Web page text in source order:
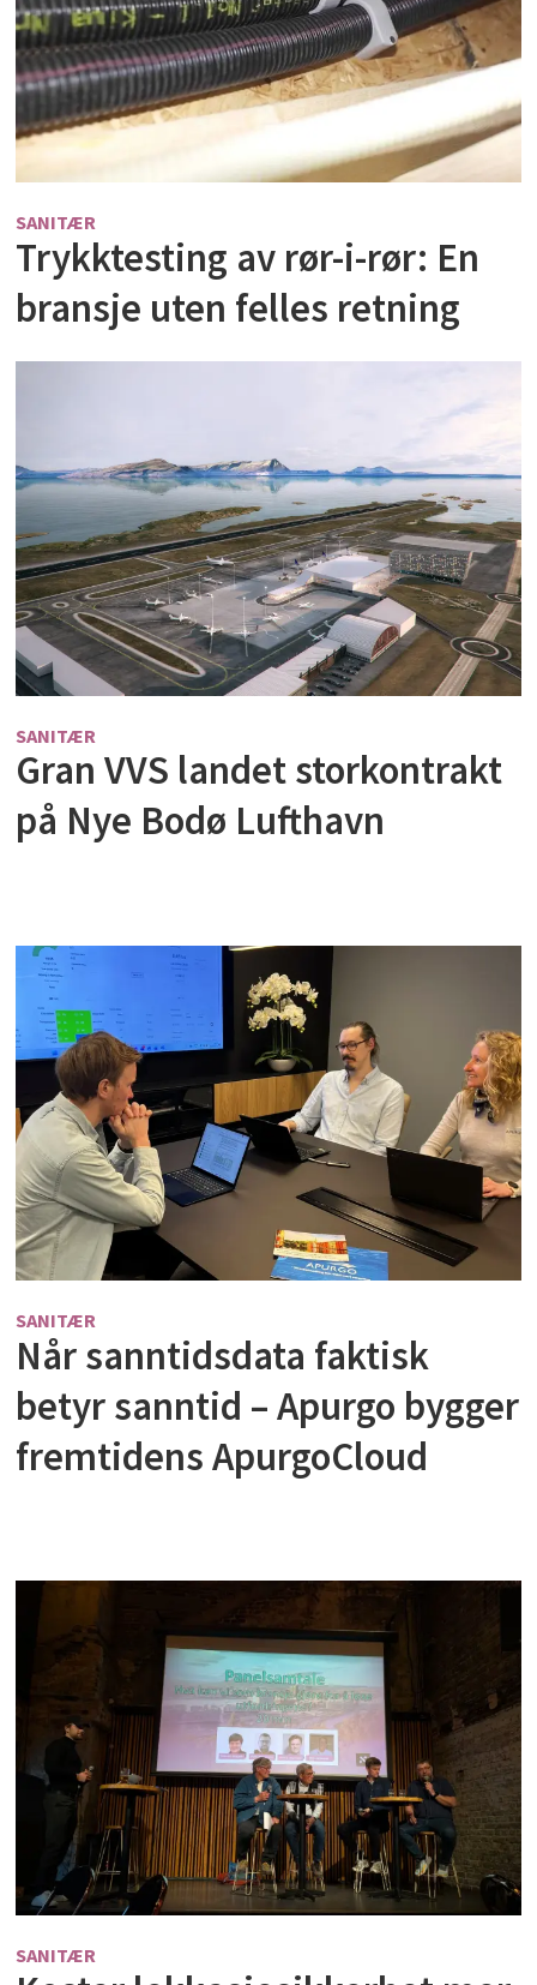
SANITÆR
Trykktesting av rør-i-rør: En
bransje uten felles retning
SANITÆR
Gran VVS landet storkontrakt
på Nye Bodø Lufthavn
SANITÆR
Når sanntidsdata faktisk
betyr sanntid – Apurgo bygger
fremtidens ApurgoCloud
SANITÆR